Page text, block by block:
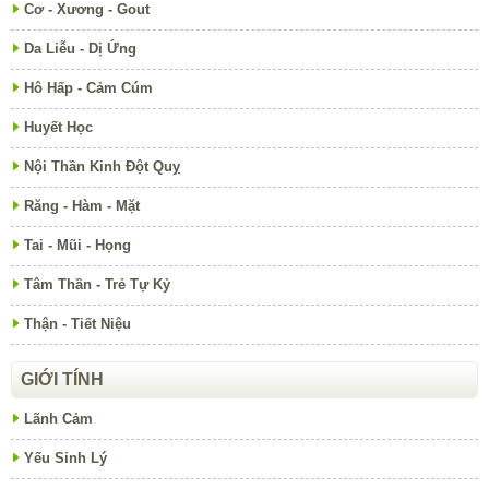
Cơ - Xương - Gout
Da Liễu - Dị Ứng
Hô Hấp - Cảm Cúm
Huyết Học
Nội Thần Kinh Đột Quỵ
Răng - Hàm - Mặt
Tai - Mũi - Họng
Tâm Thần - Trẻ Tự Kỷ
Thận - Tiết Niệu
GIỚI TÍNH
Lãnh Cảm
Yếu Sinh Lý